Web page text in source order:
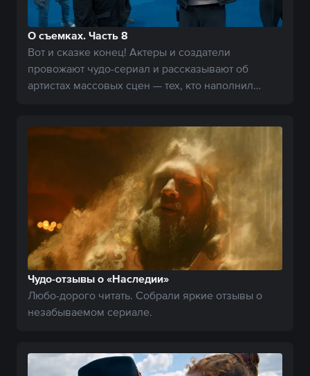
О съемках. Часть 8
Вот и сказке конец! Актеры и создатели
провожают чудо-сериал и рассказывают об
артистах массовых сцен — тех, кто наполнил
Чудо-отзывы о «Наследии»
Любо-дорого читать. Собрали яркие отзывы о
незабываемом сериале.